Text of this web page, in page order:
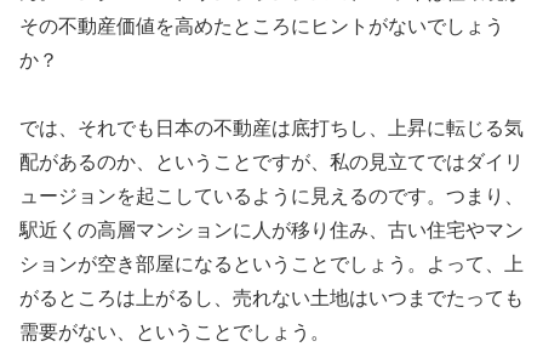
その不動産価値を高めたところにヒントがないでしょう
か？
では、それでも日本の不動産は底打ちし、上昇に転じる気
配があるのか、ということですが、私の見立てではダイリ
ュージョンを起こしているように見えるのです。つまり、
駅近くの高層マンションに人が移り住み、古い住宅やマン
ションが空き部屋になるということでしょう。よって、上
がるところは上がるし、売れない土地はいつまでたっても
需要がない、ということでしょう。